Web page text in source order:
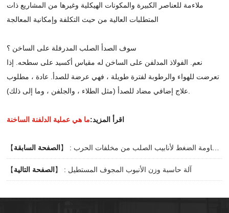
ملاءمة للعناصر الكبيرة والمكونات الهيكلية وغيرها من المشاريع ذات
المتطلبات العالية من حيث التكلفة وإمكانية المعالجة
سوف الصدأ الصلب المدرفلة على الساخن ؟
نعم. الفولاذ المدلفن على الساخن له مقياس أكسيد على سطحه. إذا
تعرضت للهواء والرطوبة لفترة طويلة ، فهي عرضة للصدأ. عادة ، مطلوب
اقرأ المزيد:ما هي عملية الدلفنة الساخنة
【الصفحة السابقة 】 : أداء مقاومة الضغط لأنابيب الصلب من مخلفات الحرب
【الصفحة التالية 】 : آلة حاسبة وزن الأنبوب المجوف المستطيل